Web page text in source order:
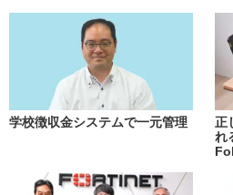
学校徴収金システムで一元管理
正
れ